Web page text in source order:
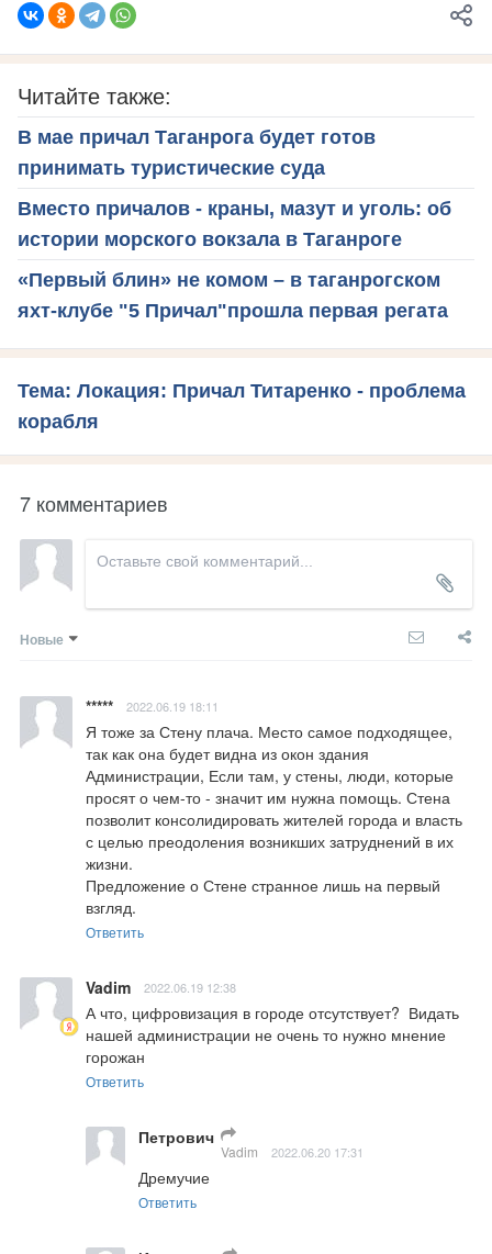
Читайте также:
В мае причал Таганрога будет готов
принимать туристические суда
Вместо причалов - краны, мазут и уголь: об
истории морского вокзала в Таганроге
«Первый блин» не комом – в таганрогском
яхт-клубе "5 Причал"прошла первая регата
Тема: Локация: Причал Титаренко - проблема
корабля
7 комментариев
Новые
***** 2022.06.19 18:11
Я тоже за Стену плача. Место самое подходящее,
так как она будет видна из окон здания
Администрации, Если там, у стены, люди, которые
просят о чем-то - значит им нужна помощь. Стена
позволит консолидировать жителей города и власть
с целью преодоления возникших затруднений в их
жизни.
Предложение о Стене странное лишь на первый
взгляд.
Ответить
Vadim 2022.06.19 12:38
А что, цифровизация в городе отсутствует?  Видать
нашей администрации не очень то нужно мнение
горожан
Ответить
Петрович
Vadim 2022.06.20 17:31
Дремучие
Ответить